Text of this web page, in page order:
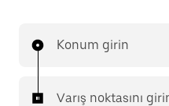
Konum girin
Varış noktasını